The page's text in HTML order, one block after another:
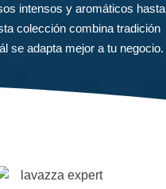
intensos y aromáticos hasta
colección combina tradición
se adapta mejor a tu negocio.